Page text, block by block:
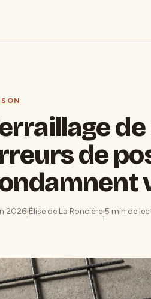
de
2026
·
Élise de La Roncière
·
5 min de